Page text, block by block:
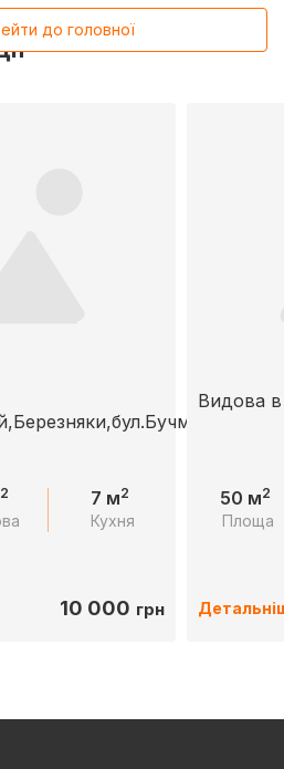
до головної
2 7 м2
Кухня
10 000 грн
Видова в
50 м2
Площа